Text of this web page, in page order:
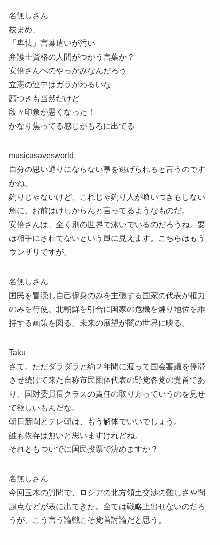
名無しさん
枝まめ、
「卑怯」言葉遣いが汚い
弁護士資格の人間がつかう言葉か？
安倍さんへのやっかみなんだろう
立憲の連中はガラがわるいな
顔つきも当然だけど
段々印象が悪くなった！
かなり焦ってる感じがもろに出てる
musicasavesworld
自分の思い通りにならない事を逃げられると言うのです
かね。
釣りじゃないけど、これじゃ釣り人が喰いつきもしない
魚に、お前はけしからんと言ってるようなものだ。
安倍さんは、全く別の世界で泳いでいるのだろうね。要
は相手にされてないという風に見えます。こちらはもう
ウンザリですが。
名無しさん
国民を冒涜し自己保身のみを主張する国家の代表が権力
のみを行使、北朝鮮を引合に国家の危機を煽り地位を維
持する画策を図る。未来の展望が闇の世界に映る。
Taku
さて。ただダラダラと約２年間に渡って国会審議を停滞
させ続けて来た自称市民団体代表の野党各党の党首であ
り、国対委員長クラスの責任の取り方っていうのを見せ
て欲しいもんだな。
朝日新聞とテレ朝は、もう解体でいいでしょう。
誰も依存は無いと思いますけれどね。
それともついでに国民投票で決めますか？
名無しさん
今回玉木の質問で、ロシアの北方領土交渉の難しさや問
題点などが表に出てきた。全ては戦略上出せないのだろ
うが、こう言う論戦こそ党首討論だと思う。